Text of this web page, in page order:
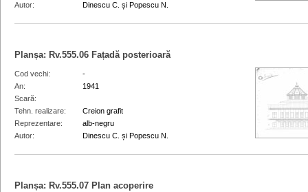
Autor
Dinescu C. și Popescu N.
Planșa: Rv.555.06 Fațadă posterioară
Cod vechi
-
An
1941
Scară
Tehn. realizare
Creion grafit
Reprezentare
alb-negru
Autor
Dinescu C. și Popescu N.
Planșa: Rv.555.07 Plan acoperire